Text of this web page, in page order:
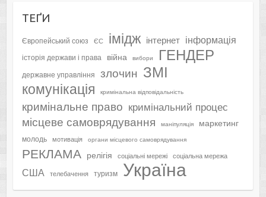
ТЕҐИ
Європейський союз ЄС імідж інтернет інформація
історія держави і права війна вибори ГЕНДЕР
державне управління злочин ЗМІ
комунікація кримінальна відповідальність
кримінальне право кримінальний процес
місцеве самоврядування маніпуляція маркетинг
молодь мотивація органи місцевого самоврядування
РЕКЛАМА релігія соціальні мережі соціальна мережа
США телебачення туризм Україна